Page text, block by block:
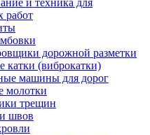
и техника для
работ
дорожной разметки
катки (виброкатки)
машины для дорог
молотки
трещин
швов